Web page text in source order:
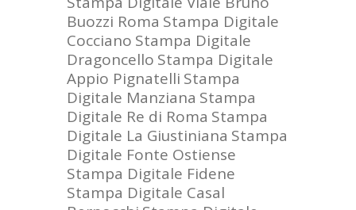
Buozzi Roma Stampa Digitale
Cocciano Stampa Digitale
Dragoncello Stampa Digitale
Appio Pignatelli Stampa
Digitale Manziana Stampa
Digitale Re di Roma Stampa
Digitale La Giustiniana Stampa
Digitale Fonte Ostiense
Stampa Digitale Fidene
Stampa Digitale Casal